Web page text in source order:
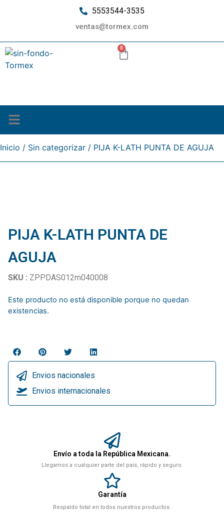
5553544-3535
ventas@tormex.com
0
Inicio / Sin categorizar / PIJA K-LATH PUNTA DE AGUJA
PIJA K-LATH PUNTA DE
AGUJA
SKU : ZPPDAS012m040008
Este producto no está disponible porque no quedan
existencias.
Envios nacionales
Envios internacionales
Envío a toda la República Mexicana.
Llegamos a cualquier parte del país, rápido y seguro.
Garantía
Respaldo total en todos nuestros productos.